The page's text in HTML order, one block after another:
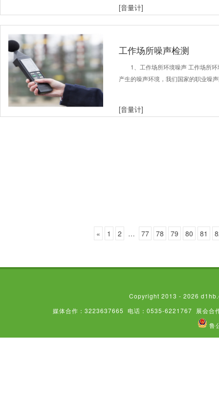
[音量计]
工作场所噪声检测
1、工作场所环境噪声 工作场所
产生的噪声环境，我们国家的职业噪
[音量计]
« 1 2 … 77 78 79 80 81
Copyright 2013 - 2026
媒体合作：3223637665
电话：0535-6221767 展会合
鲁